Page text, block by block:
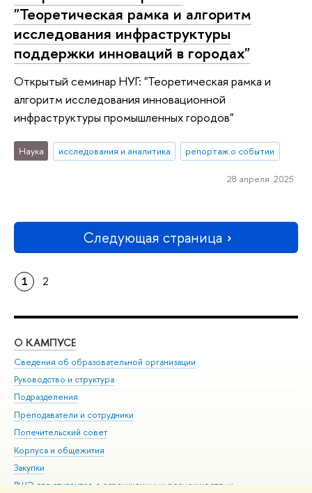
"Теоретическая рамка и алгоритм
исследования инфраструктуры
поддержки инноваций в городах"
Открытый семинар НУГ: "Теоретическая рамка и
алгоритм исследования инновационной
инфраструктуры промышленных городов"
Наука исследования и аналитика репортаж о событии
28 апреля 2025
Следующая страница
1 2
О КАМПУСЕ
Сведения об образовательной организации
Руководство и структура
Подразделения
Преподаватели и сотрудники
Попечительский совет
Корпуса и общежития
Закупки
ВШЭ для студентов с ограниченными возможностями